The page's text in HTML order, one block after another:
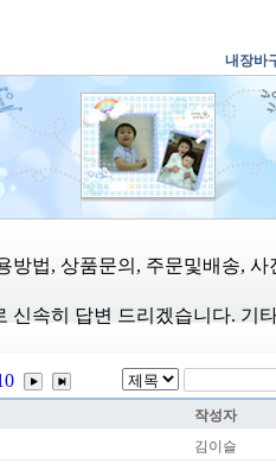
내장바
방법, 상품문의, 주문및배송,
신속히 답변 드리겠습니다. 기
작성자
김이슬